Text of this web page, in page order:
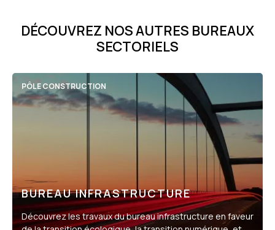
DÉCOUVREZ NOS AUTRES BUREAUX
SECTORIELS
PÔLE CONSTRUCTION
BUREAU INFRASTRUCTURE
Découvrez les travaux du bureau infrastructure en faveur